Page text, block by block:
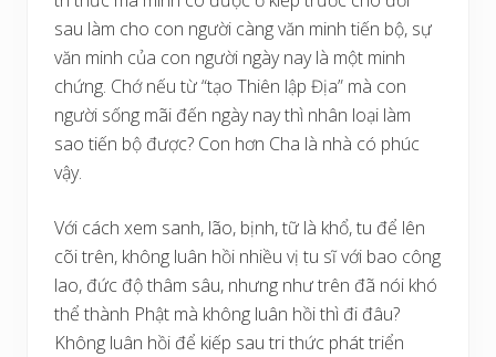
sau làm cho con người càng văn minh tiến bộ, sự
văn minh của con người ngày nay là một minh
chứng. Chớ nếu từ “tạo Thiên lập Địa” mà con
người sống mãi đến ngày nay thì nhân loại làm
sao tiến bộ được? Con hơn Cha là nhà có phúc
vậy.
Với cách xem sanh, lão, bịnh, tữ là khổ, tu để lên
cõi trên, không luân hồi nhiều vị tu sĩ với bao công
lao, đức độ thâm sâu, nhưng như trên đã nói khó
thể thành Phật mà không luân hồi thì đi đâu?
Không luân hồi để kiếp sau tri thức phát triển